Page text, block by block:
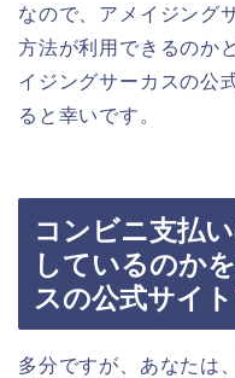
なので、アメイジング
方法が利用できるのか
イジングサーカスの公
ると幸いです。
コンビニ支払
しているのか
スの公式サイ
多分ですが、あなたは